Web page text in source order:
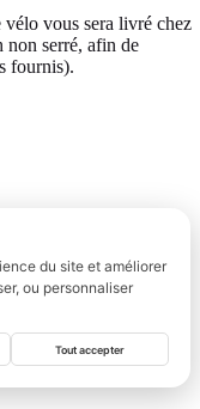
vous sera livré chez
non serré, afin de
fournis).
du site et améliorer
ou personnaliser
Tout accepter